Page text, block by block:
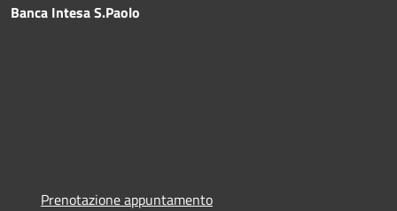
Banca Intesa S.Paolo
Prenotazione appuntamento